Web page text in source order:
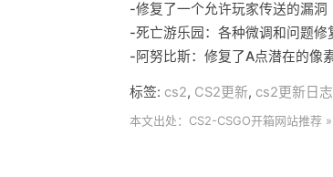
-修复了一个允许玩家传送的漏洞
-死亡游乐园：各种微调和问题修
-阿努比斯：修复了A点潜在的像
标签: cs2, CS2更新, cs2更新日志
本文出处：CS2-CSGO开箱网站推荐 »